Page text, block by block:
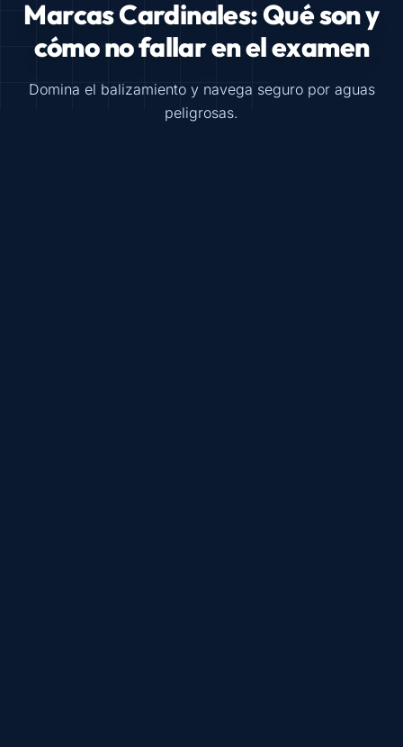
Marcas Cardinales: Qué son y
cómo no fallar en el examen
Domina el balizamiento y navega seguro por aguas
peligrosas.